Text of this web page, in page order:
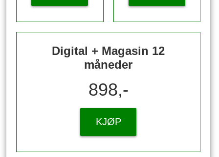
Digital + Magasin 12
måneder
898,-
KJØP